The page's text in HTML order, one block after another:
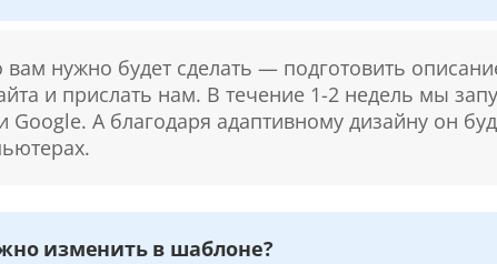
вам нужно будет сделать — подготовить
и прислать нам. В течение 1-2 недель мы
Google. А благодаря адаптивному дизайну он
изменить в шаблоне?